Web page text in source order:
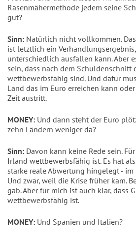
Rasenmähermethode jedem seine
gut?
Sinn: Natürlich nicht vollkommen.
ist letztlich ein
unterschiedlich ausfallen kann. Aber
sein, dass nach dem Schuldenschnitt
wettbewerbsfähig sind. Und dafür
Land das im Euro erreichen kann
Zeit austritt.
MONEY: Und dann steht der Euro
zehn Ländern weniger da?
Sinn: Davon kann keine Rede sein.
Irland wettbewerbsfähig ist. Es hat
starke reale Abwertung hingelegt -
Und zwar, weil die Krise früher kam.
gab. Aber für mich ist auch klar, dass
wettbewerbsfähig ist.
MONEY: Und Spanien und Italien?